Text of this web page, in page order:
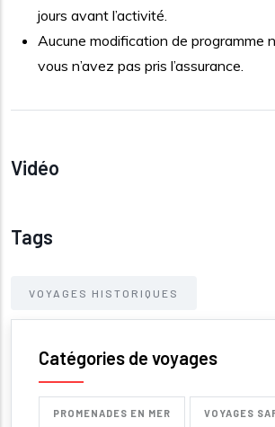
jours avant l’activité.
Aucune modification de programme
vous n’avez pas pris l’assurance.
Vidéo
Tags
VOYAGES HISTORIQUES
Catégories de voyages
PROMENADES EN MER VOYAGES